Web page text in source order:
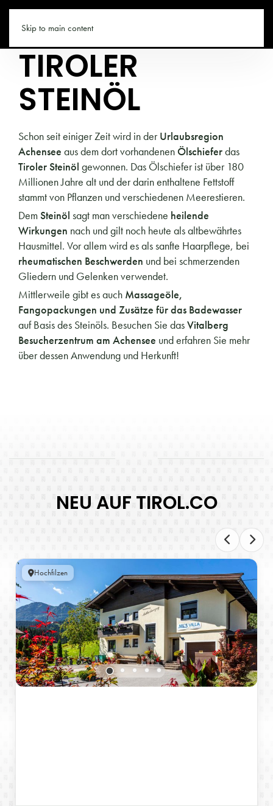
Skip to main content
TIROL.CO
TIROLER
STEINÖL
Schon seit einiger Zeit wird in derUrlaubsregion
Achensee aus dem dort vorhandenen Ölschieferdas
Tiroler Steinöl gewonnen. Das Ölschiefer ist über 180
Millionen Jahre alt und der darin enthaltene Fettstoff
stammt von Pflanzen und verschiedenen Meerestieren.
Dem Steinöl sagt man verschiedene heilende
Wirkungen nach und gilt noch heute als altbewährtes
Hausmittel. Vor allem wird es als sanfte Haarpflege, bei
rheumatischen Beschwerden und bei schmerzenden
Gliedern und Gelenken verwendet.
Mittlerweile gibt es auch Massageöle,
Fangopackungen und Zusätze für das Badewasser
auf Basis des Steinöls. Besuchen Sie dasVitalberg
Besucherzentrum am Achensee und erfahren Sie mehr
über dessen Anwendung und Herkunft!
NEU AUF TIROL.CO
Hochfilzen